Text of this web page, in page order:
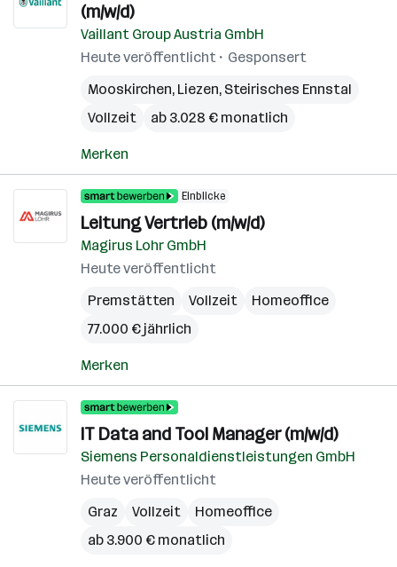
(m/w/d)
Vaillant Group Austria GmbH
Heute veröffentlicht
Gesponsert
Mooskirchen, Liezen, Steirisches Ennstal
Vollzeit
ab 3.028 € monatlich
Merken
Einblicke
Leitung Vertrieb (m/w/d)
Magirus Lohr GmbH
Heute veröffentlicht
Premstätten
Vollzeit
Homeoffice
77.000 € jährlich
Merken
IT Data and Tool Manager (m/w/d)
Siemens Personaldienstleistungen GmbH
Heute veröffentlicht
Graz
Vollzeit
Homeoffice
ab 3.900 € monatlich